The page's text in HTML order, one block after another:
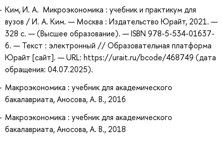
Ким, И. А. Микроэкономика : учебник и практикум для
вузов / И. А. Ким. — Москва : Издательство Юрайт, 2021. —
328 с. — (Высшее образование). — ISBN 978-5-534-01637-
6. — Текст : электронный // Образовательная платформа
Юрайт [сайт]. — URL: https://urait.ru/bcode/468749 (дата
обращения: 04.07.2025).
Макроэкономика : учебник для академического
бакалавриата, Аносова, А. В., 2016
Макроэкономика : учебник для академического
бакалавриата, Аносова, А. В., 2018